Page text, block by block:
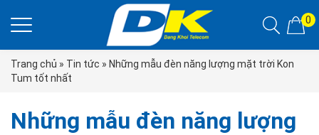
0
Trang chủ » Tin tức » Những mẫu đèn năng lượng mặt trời Kon
Tum tốt nhất
Những mẫu đèn năng lượng